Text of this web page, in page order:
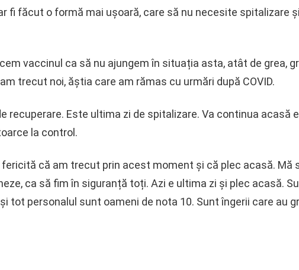
fi făcut o formă mai ușoară, care să nu necesite spitalizare
vaccinul ca să nu ajungem în situația asta, atât de grea,
trecut noi, ăștia care am rămas cu urmări după COVID.
recuperare. Este ultima zi de spitalizare. Va continua acasă
la control.
că am trecut prin acest moment și că plec acasă. Mă
ca să fim în siguranță toți. Azi e ultima zi și plec acasă.
tot personalul sunt oameni de nota 10. Sunt îngerii care au